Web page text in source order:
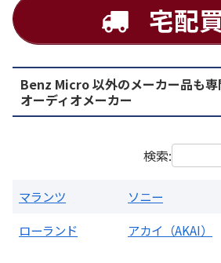
PMA-1500AE プリメイ
買取価格：お問合せ
宅配
Benz Micro 以外のメーカー品も専
オーディオメーカー
検索:
マランツ ソニー
ローランド
アカイ（AKAI）